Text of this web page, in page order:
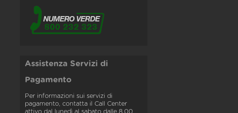
Assistenza Servizi di
Pagamento
Per informazioni sui servizi di
pagamento, contatta il Call Center